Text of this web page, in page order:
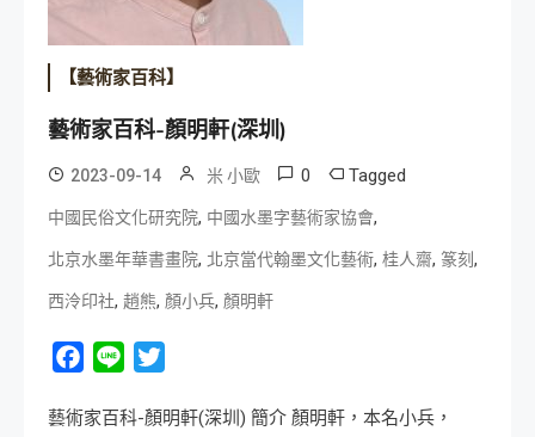
【藝術家百科】
藝術家百科-顏明軒(深圳)
2023-09-14 米 小歐 0 Tagged
中國民俗文化研究院, 中國水墨字藝術家協會,
北京水墨年華書畫院, 北京當代翰墨文化藝術, 桂人齋, 篆刻,
西泠印社, 趙熊, 顏小兵, 顏明軒
Facebook
Line
藝術家百科-顏明軒(深圳) 簡介 顏明軒，本名小兵，